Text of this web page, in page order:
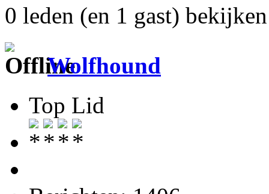
0 leden (en 1 gast)
Wolfhound
Top Lid